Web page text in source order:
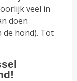
veel in
doen
de hond). Tot